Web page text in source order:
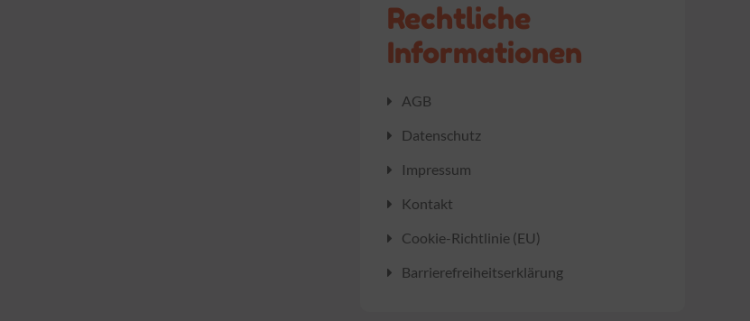
Rechtliche
Informationen
AGB
Datenschutz
Impressum
Kontakt
Cookie-Richtlinie (EU)
Barrierefreiheitserklärung